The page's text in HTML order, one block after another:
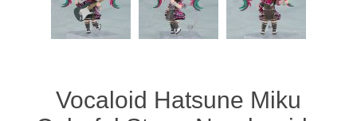
Vocaloid Hatsune Miku